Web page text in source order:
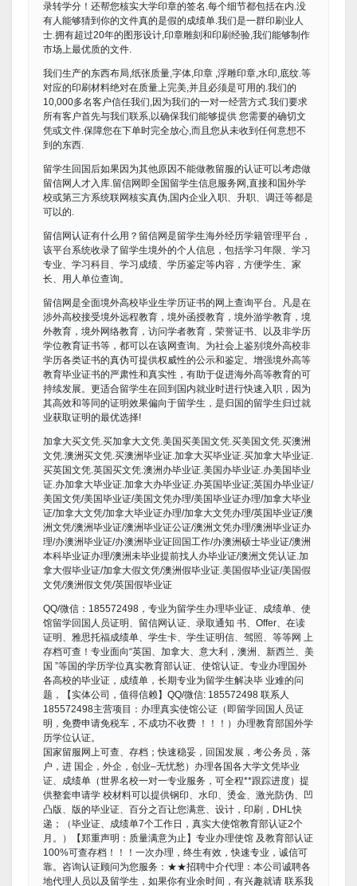
录转学分！还帮您核实大学印章的签名.每个细节都包括在内.没
有人能够猜到你的文件真的是假的成绩单.我们是一群印刷业人
士.拥有超过20年的图形设计,印章雕刻和印刷经验,我们能够制作
市场上最优质的文件.
我们生产的东西布局,纸张质量,字体,印章 ,浮雕印章,水印,底纹.等
对应的印刷材料绝对在质量上完美,并且必须是可用的.我们的
10,000多名客户信任我们,因为我们的一对一经营方式.我们要求
所有客户首先与我们联系,以确保我们能够提供 您需要的确切文
凭或文件.保障您在下单时完全放心,而且您从未收到任何意想不
到的东西.
留学生回国后如果因为其他原因不能做教留服的认证可以考虑做
留信网人才入库.留信网即全国留学生信息服务网,直接和国外学
校或第三方系统联网核实真伪,国内企业入职、升职、调迁等都是
可以的.
留信网认证有什么用？留信网是留学生海外经历学籍管理平台，
该平台系统收录了留学生境外的个人信息，包括学习年限、学习
专业、学习科目、学习成绩、学历鉴定等内容，方便学生、家
长、用人单位查询。
留信网是全面境外高校毕业生学历证书的网上查询平台。凡是在
涉外高校接受境外远程教育，境外函授教育，境外游学教育，境
外教育，境外网络教育，访问学者教育，荣誉证书、以及非学历
学位教育证书等，都可以在该网查询。为社会上鉴别境外高校非
学历各类证书的真伪可提供权威性的公示和鉴定。增强境外高等
教育毕业证书的严肃性和真实性，有助于促进海外高等教育的可
持续发展。更适合留学生在回到国内就业时进行快速入职，因为
其高效和等同的证明效果偏向于留学生，是归国的留学生归过就
业获取证明的最优选择!
加拿大买文凭.买加拿大文凭.美国买美国文凭.买美国文凭.买澳洲
文凭.澳洲买文凭.买澳洲毕业证.加拿大买毕业证.买加拿大毕业证.
买英国文凭.英国买文凭.澳洲办毕业证.美国办毕业证.办美国毕业
证.办加拿大毕业证.加拿大办毕业证.办英国毕业证;英国办毕业证/
美国文凭/美国毕业证/美国文凭办理/美国毕业证办理/加拿大毕业
证/加拿大文凭/加拿大毕业证办理/加拿大文凭办理/英国毕业证/澳
洲文凭/澳洲毕业证/澳洲毕业证公证/澳洲文凭办理/澳洲毕业证办
理/办澳洲毕业证/办澳洲毕业证回国工作/办澳洲硕士毕业证/澳洲
本科毕业证办理/澳洲未毕业提前找人办毕业证/澳洲文凭认证.加
拿大假毕业证/加拿大假文凭/澳洲假毕业证.美国假毕业证/美国假
文凭/澳洲假文凭/英国假毕业证
QQ/微信：185572498，专业为留学生办理毕业证、成绩单、使
馆留学回国人员证明、留信网认证、录取通知 书、Offer、在读
证明、雅思托福成绩单、学生卡、学生证明信、驾照、等等网 上
存档可查！专业面向“英国、加拿大、意大利，澳洲、新西兰、美
国 ”等国的学历学位真实教育部认证、使馆认证。专业办理国外
各高校的毕业证，成绩单，长期专业为留学生解决毕 业难的问
题，【实体公司，值得信赖】QQ/微信: 185572498 联系人
185572498主营项目：办理真实使馆公证（即留学回国人员证
明，免费申请免税车，不成功不收费 ！！！）办理教育部国外学
历学位认证。
国家留服网上可查、存档；快速稳妥，回国发展，考公务员，落
户，进 国企，外企，创业–无忧愁）办理各国各大学文凭毕业
证、成绩单（世界名校一对一专业服务，可全程**跟踪进度）提
供整套申请学 校材料可以提供钢印、水印、烫金、激光防伪、凹
凸版、版的毕业证、百分之百让您满意、设计，印刷，DHL快
递；（毕业证、成绩单7个工作日，真实大使馆教育部认证2个
月。）【郑重声明：质量满意为止】专业办理使馆 及教育部认证
100%可查存档！！！一次办理，终生有效，快速专业，诚信可
靠。咨询认证顾问为您服务：★★招聘中介代理：本公司诚聘各
地代理人员以及留学生，如果你有业余时间，有兴趣就请 联系我